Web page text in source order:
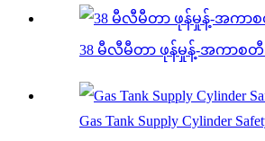
38 မီလီမီတာ ဖုန်မှုန့်-အကာစတီးလ်
Gas Tank Supply Cylinder